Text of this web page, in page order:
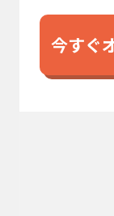
今すぐ